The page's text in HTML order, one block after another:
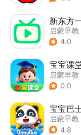
新东方
启蒙早教
4.0
宝宝课
启蒙早教
0.0
宝宝巴
启蒙早教
| 儿童益
4.8